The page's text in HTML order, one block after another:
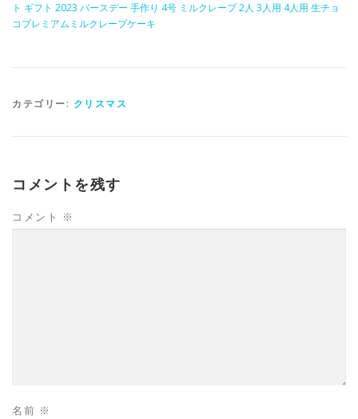
ト ギフト 2023 バースデー 手作り 4号 ミルクレープ 2人 3人用 4人用 生チョ
コプレミアムミルクレープケーキ
カテゴリー: クリスマス
コメントを残す
コメント ※
名前 ※